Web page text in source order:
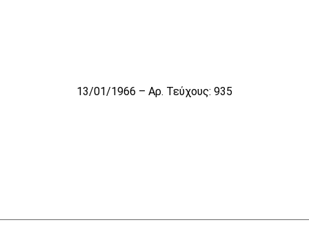
13/01/1966 – Αρ. Τεύχους: 935